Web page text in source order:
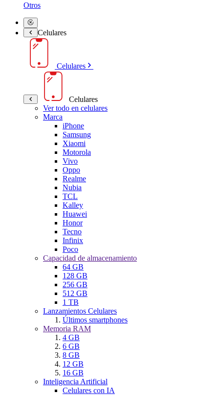
Otros
Celulares
Celulares
Celulares
Ver todo en celulares
Marca
iPhone
Samsung
Xiaomi
Motorola
Vivo
Oppo
Realme
Nubia
TCL
Kalley
Huawei
Honor
Tecno
Infinix
Poco
Capacidad de almacenamiento
64 GB
128 GB
256 GB
512 GB
1 TB
Lanzamientos Celulares
Últimos smartphones
Memoria RAM
4 GB
6 GB
8 GB
12 GB
16 GB
Inteligencia Artificial
Celulares con IA